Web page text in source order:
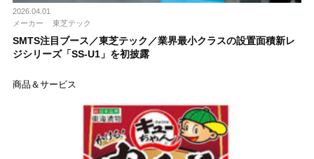
2026.04.01
メーカー
東芝テック
SMTS注目ブース／東芝テック／業界最小クラスの設置面積新レ
ジシリーズ「SS-U1」を初披露
商品＆サービス